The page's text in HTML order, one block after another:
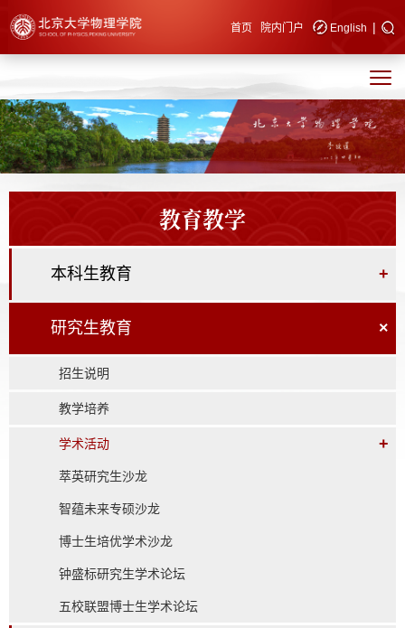
快速导航 首页 院内门户 English |
教育教学
本科生教育 +
研究生教育 ×
招生说明
教学培养
学术活动 +
萃英研究生沙龙
智蕴未来专硕沙龙
博士生培优学术沙龙
钟盛标研究生学术论坛
五校联盟博士生学术论坛